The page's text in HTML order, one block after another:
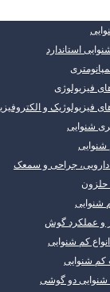
استاندارد
فیزیولوژی
فیزیولوژیک و
شنوایی
شنوایی
دارویی، جراحی و سمعک
شنوایی
و عملکرد گوش
کم شنوایی
کم شنوایی
شنوایی دو گوشی